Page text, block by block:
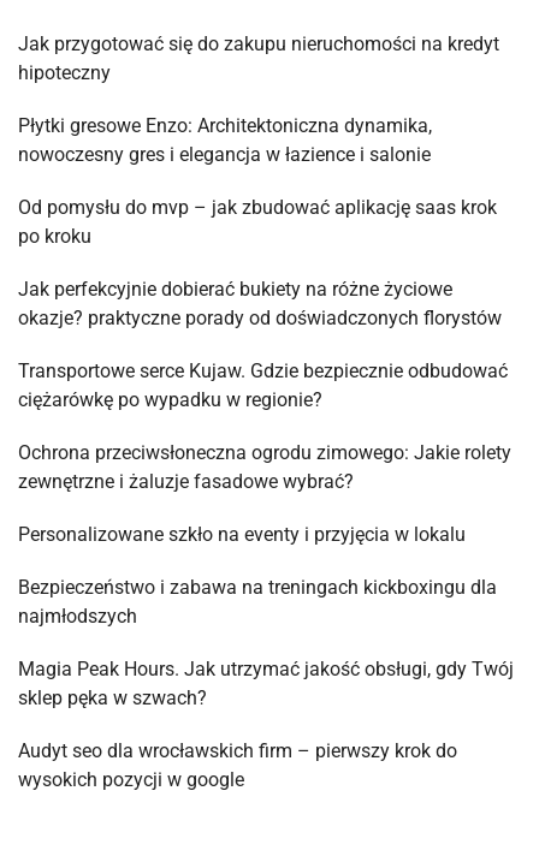
Jak przygotować się do zakupu nieruchomości na kredyt
hipoteczny
Płytki gresowe Enzo: Architektoniczna dynamika,
nowoczesny gres i elegancja w łazience i salonie
Od pomysłu do mvp – jak zbudować aplikację saas krok
po kroku
Jak perfekcyjnie dobierać bukiety na różne życiowe
okazje? praktyczne porady od doświadczonych florystów
Transportowe serce Kujaw. Gdzie bezpiecznie odbudować
ciężarówkę po wypadku w regionie?
Ochrona przeciwsłoneczna ogrodu zimowego: Jakie rolety
zewnętrzne i żaluzje fasadowe wybrać?
Personalizowane szkło na eventy i przyjęcia w lokalu
Bezpieczeństwo i zabawa na treningach kickboxingu dla
najmłodszych
Magia Peak Hours. Jak utrzymać jakość obsługi, gdy Twój
sklep pęka w szwach?
Audyt seo dla wrocławskich firm – pierwszy krok do
wysokich pozycji w google